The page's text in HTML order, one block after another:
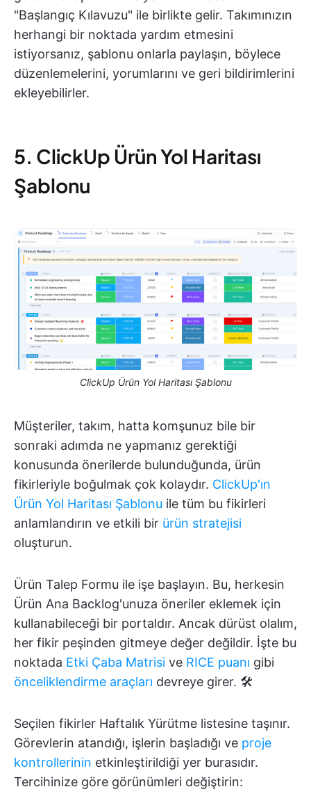
"Başlangıç Kılavuzu" ile birlikte gelir. Takımınızın
herhangi bir noktada yardım etmesini
istiyorsanız, şablonu onlarla paylaşın, böylece
düzenlemelerini, yorumlarını ve geri bildirimlerini
ekleyebilirler.
5. ClickUp Ürün Yol Haritası
Şablonu
ClickUp Ürün Yol Haritası Şablonu
Müşteriler, takım, hatta komşunuz bile bir
sonraki adımda ne yapmanız gerektiği
konusunda önerilerde bulunduğunda, ürün
fikirleriyle boğulmak çok kolaydır. ClickUp'ın
Ürün Yol Haritası Şablonu ile tüm bu fikirleri
anlamlandırın ve etkili bir ürün stratejisi
oluşturun.
Ürün Talep Formu ile işe başlayın. Bu, herkesin
Ürün Ana Backlog'unuza öneriler eklemek için
kullanabileceği bir portaldır. Ancak dürüst olalım,
her fikir peşinden gitmeye değer değildir. İşte bu
noktada Etki Çaba Matrisi ve RICE puanı gibi
önceliklendirme araçları devreye girer. 🛠️
Seçilen fikirler Haftalık Yürütme listesine taşınır.
Görevlerin atandığı, işlerin başladığı ve proje
kontrollerinin etkinleştirildiği yer burasıdır.
Tercihinize göre görünümleri değiştirin: